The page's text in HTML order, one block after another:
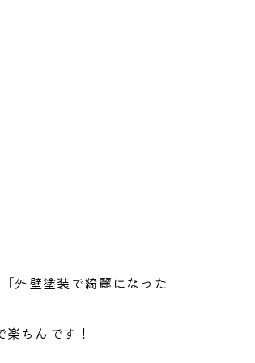
外壁塗装で綺麗になった
ちんです！